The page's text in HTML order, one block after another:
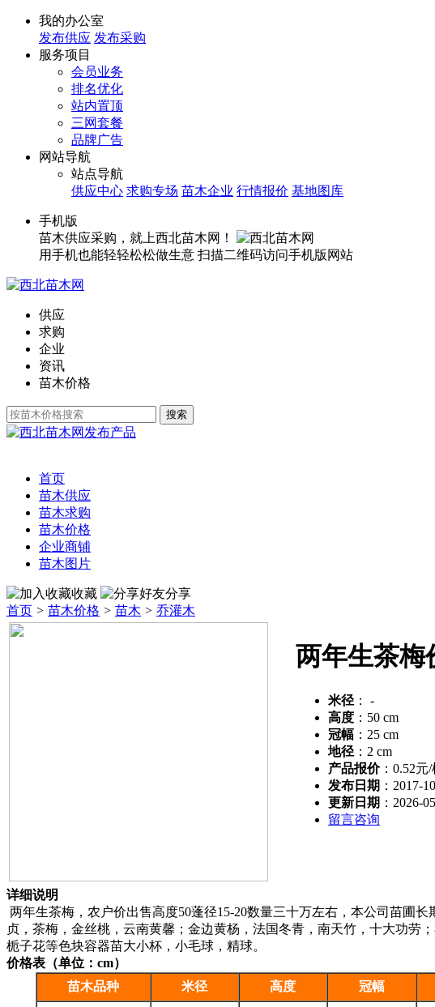
我的办公室
发布供应 发布采购
服务项目
会员业务
排名优化
站内置顶
三网套餐
品牌广告
网站导航
站点导航
供应中心 求购专场 苗木企业 行情报价 基地图库
手机版
苗木供应采购，就上西北苗木网！
用手机也能轻轻松松做生意 扫描二维码访问手机版网站
供应
求购
企业
资讯
苗木价格
发布产品
首页
苗木供应
苗木求购
苗木价格
企业商铺
苗木图片
收藏
分享
首页 > 苗木价格 > 苗木 > 乔灌木
两年生茶梅
米径 ：
-
高度 ： 50 cm
冠幅 ： 25 cm
地径 ： 2 cm
产品报价： 0.52元/
发布日期 ：2017-
更新日期 ：2026-
留言咨询
详细说明
两年生茶梅，农户价出售高度50蓬径15-20数量三十万左右，本公司苗圃
贞，茶梅，金丝桃，云南黄馨；金边黄杨，法国冬青，南天竹，十大功劳
栀子花等色块容器苗大小杯，小毛球，精球。
价格表（单位：cm）
苗木品种
米径 高度 冠幅